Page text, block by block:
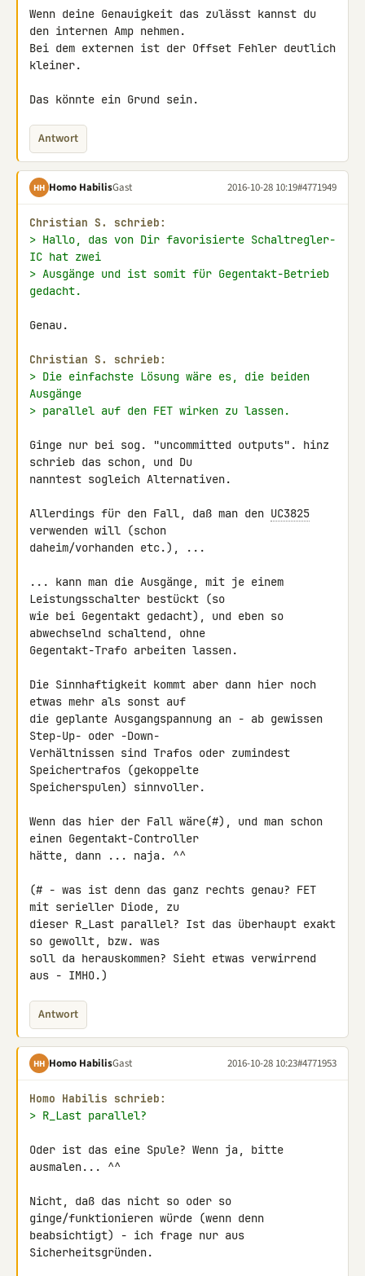
Wenn deine Genauigkeit das zulässt kannst du
den internen Amp nehmen.
Bei dem externen ist der Offset Fehler deutlich
kleiner.
Das könnte ein Grund sein.
Antwort
HH Homo HabilisGast 2016-10-28 10:19#4771949
Christian S. schrieb:
> Hallo, das von Dir favorisierte Schaltregler-
IC hat zwei
> Ausgänge und ist somit für Gegentakt-Betrieb
gedacht.
Genau.
Christian S. schrieb:
> Die einfachste Lösung wäre es, die beiden
Ausgänge
> parallel auf den FET wirken zu lassen.
Ginge nur bei sog. "uncommitted outputs". hinz
schrieb das schon, und Du
nanntest sogleich Alternativen.
Allerdings für den Fall, daß man den UC3825
verwenden will (schon
daheim/vorhanden etc.), ...
... kann man die Ausgänge, mit je einem
Leistungsschalter bestückt (so
wie bei Gegentakt gedacht), und eben so
abwechselnd schaltend, ohne
Gegentakt-Trafo arbeiten lassen.
Die Sinnhaftigkeit kommt aber dann hier noch
etwas mehr als sonst auf
die geplante Ausgangspannung an - ab gewissen
Step-Up- oder -Down-
Verhältnissen sind Trafos oder zumindest
Speichertrafos (gekoppelte
Speicherspulen) sinnvoller.
Wenn das hier der Fall wäre(#), und man schon
einen Gegentakt-Controller
hätte, dann ... naja. ^^
(# - was ist denn das ganz rechts genau? FET
mit serieller Diode, zu
dieser R_Last parallel? Ist das überhaupt exakt
so gewollt, bzw. was
soll da herauskommen? Sieht etwas verwirrend
aus - IMHO.)
Antwort
HH Homo HabilisGast 2016-10-28 10:23#4771953
Homo Habilis schrieb:
> R_Last parallel?
Oder ist das eine Spule? Wenn ja, bitte
ausmalen... ^^
Nicht, daß das nicht so oder so
ginge/funktionieren würde (wenn denn
beabsichtigt) - ich frage nur aus
Sicherheitsgründen.